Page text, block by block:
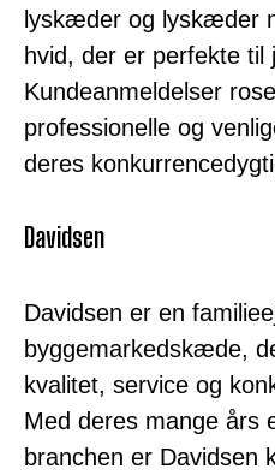
lyskæder og lyskæder
hvid, der er perfekte til
Kundeanmeldelser
professionelle og
deres
Davidsen
Davidsen er en
byggemarkedskæde,
kvalitet, service og
Med deres mange års
branchen er Davidsen